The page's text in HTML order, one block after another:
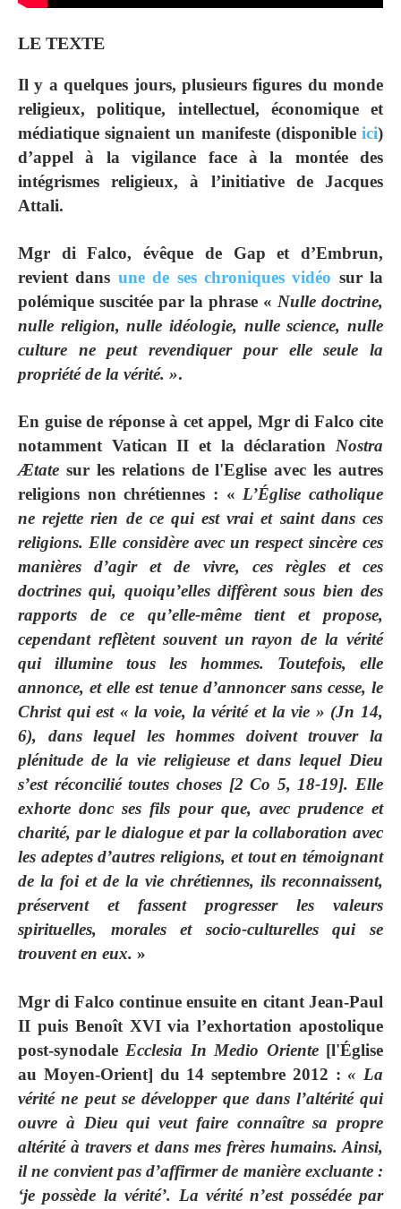
LE TEXTE
Il y a quelques jours, plusieurs figures du monde
religieux, politique, intellectuel, économique et
médiatique signaient un manifeste (disponible ici)
d’appel à la vigilance face à la montée des
intégrismes religieux, à l’initiative deJacques
Attali.
Mgr di Falco, évêque de Gap et d’Embrun,
revient dans une de ses chroniques vidéo sur la
polémique suscitée par la phrase « Nulle doctrine,
nulle religion, nulle idéologie, nulle science, nulle
culture ne peut revendiquer pour elle seule la
propriété de la vérité. ».
En guise de réponse à cet appel, Mgr di Falco cite
notamment Vatican II et la déclaration Nostra
Ætate sur les relations de l'Eglise avec les autres
religions non chrétiennes : «L’Église catholique
ne rejette rien de ce qui est vrai et saint dans ces
religions. Elle considère avec un respect sincère ces
manières d’agir et de vivre, ces règles et ces
doctrines qui, quoiqu’elles diffèrent sous bien des
rapports de ce qu’elle-même tient et propose,
cependant reflètent souvent un rayon de la vérité
qui illumine tous les hommes. Toutefois, elle
annonce, et elle est tenue d’annoncer sans cesse, le
Christ qui est « la voie, la vérité et la vie » (Jn 14,
6), dans lequel les hommes doivent trouver la
plénitude de la vie religieuse et dans lequel Dieu
s’est réconcilié toutes choses [2 Co 5, 18-19]. Elle
exhorte donc ses fils pour que, avec prudence et
charité, par le dialogue et par la collaboration avec
les adeptes d’autres religions, et tout en témoignant
de la foi et de la vie chrétiennes, ils reconnaissent,
préservent et fassent progresser les valeurs
spirituelles, morales et socio-culturelles qui se
trouvent en eux. »
Mgr di Falco continue ensuite en citant Jean-Paul
II puis Benoît XVI via l’exhortation apostolique
post-synodaleEcclesia In Medio Oriente[l'Église
au Moyen-Orient] du 14 septembre 2012 : « La
vériténe peut se développer que dans l’altérité qui
ouvre à Dieu qui veut faire connaître sa propre
altérité à travers et dans mes frères humains. Ainsi,
il ne convient pas d’affirmer de manière excluante :
‘je possède lavérité’. La vérité n’est possédée par